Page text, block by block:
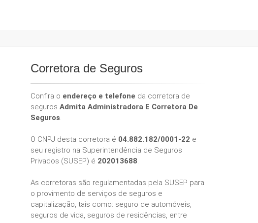
Corretora de Seguros
Confira o endereço e telefone da corretora de
seguros Admita Administradora E Corretora De
Seguros.
O CNPJ desta corretora é 04.882.182/0001-22 e
seu registro na Superintendência de Seguros
Privados (SUSEP) é 202013688.
As corretoras são regulamentadas pela SUSEP para
o provimento de serviços de seguros e
capitalização, tais como: seguro de automóveis,
seguros de vida, seguros de residências, entre